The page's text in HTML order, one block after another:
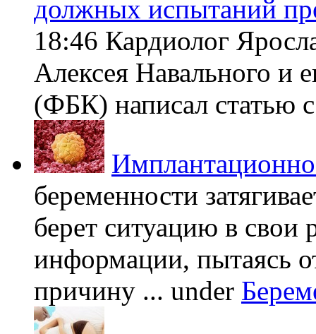
должных испытаний
18:46 Кардиолог
Алексея Навального и
(ФБК) написал статью
беременности
берет ситуацию в свои
информации, пытаясь
причину ... under